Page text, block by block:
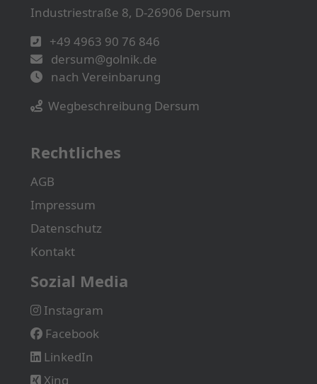
Industriestraße 8, D-26906 Dersum
+49 4963 90 76 846
dersum@golnik.de
nach Vereinbarung
Wegbeschreibung Dersum
Rechtliches
AGB
Impressum
Datenschutz
Kontakt
Sozial Media
Instagram
Facebook
LinkedIn
Xing